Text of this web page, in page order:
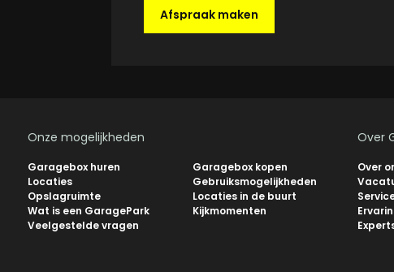
Afspraak maken
Onze mogelijkheden
Garagebox huren
Garagebox kopen
Locaties
Gebruiksmogelijkheden
Opslagruimte
Locaties in de buurt
Wat is een GaragePark
Kijkmomenten
Veelgestelde vragen
Over
Over